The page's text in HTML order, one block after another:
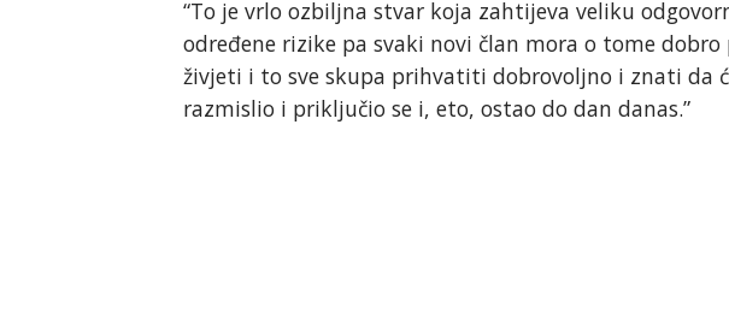
“To je vrlo ozbiljna stvar koja zahtijeva veliku
određene rizike pa svaki novi član mora o tome
živjeti i to sve skupa prihvatiti dobrovoljno i znati da
razmislio i priključio se i, eto, ostao do dan danas.”